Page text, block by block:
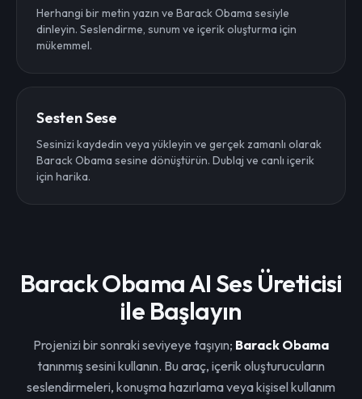
Herhangi bir metin yazın ve Barack Obama sesiyle
dinleyin. Seslendirme, sunum ve içerik oluşturma için
mükemmel.
Sesten Sese
Sesinizi kaydedin veya yükleyin ve gerçek zamanlı olarak
Barack Obama sesine dönüştürün. Dublaj ve canlı içerik
için harika.
Barack Obama AI Ses Üreticisi
ile Başlayın
Projenizi bir sonraki seviyeye taşıyın; Barack Obama
tanınmış sesini kullanın. Bu araç, içerik oluşturucuların
seslendirmeleri, konuşma hazırlama veya kişisel kullanım